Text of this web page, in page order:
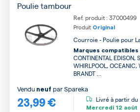
Poulie tambour
Ref. produit : 37000499
Produit Original
Courroie - Poulie pour
Marques compatibles
CONTINENTAL EDISON,
WHIRLPOOL, OCEANIC,
BRANDT ...
23,99 €
Vendu neuf parSpareka
Livré à partir du
Mercredi 12 août